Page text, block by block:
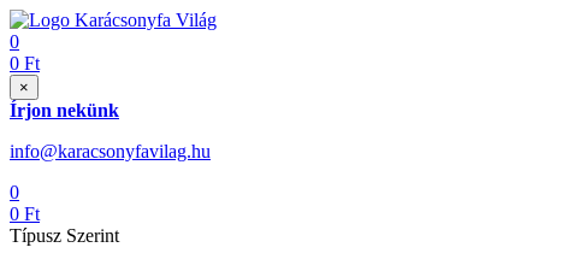
0
0 Ft
×
Írjon nekünk
info@karacsonyfavilag.hu
0
0 Ft
Típusz Szerint